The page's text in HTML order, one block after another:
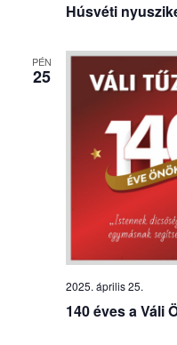
Húsvéti
PÉN
25
140 éves a Váli
2025. április 25.